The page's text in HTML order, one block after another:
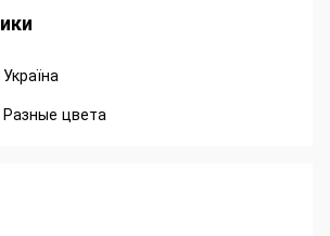
Україна
Разные цвета